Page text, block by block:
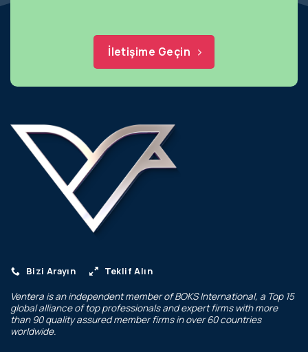
İletişime Geçin
Bizi Arayın Teklif Alın
Ventera is an independent member ofBOKS International, a Top 15
global alliance of top professionals and expert firms with more
than 90 quality assured member firms in over 60 countries
worldwide.